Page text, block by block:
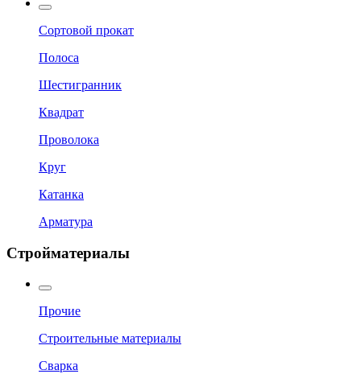
Сортовой прокат
Полоса
Шестигранник
Квадрат
Проволока
Круг
Катанка
Арматура
Стройматериалы
Прочие
Строительные материалы
Сварка